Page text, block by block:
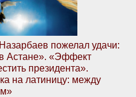
пожелал удачи:
Астане». «Эффект
президента».
на латиницу: между